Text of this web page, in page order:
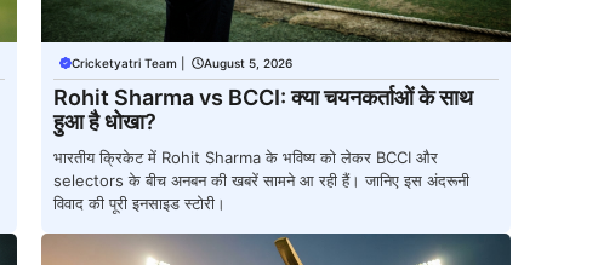
Cricketyatri Team August 5, 2026
Rohit Sharma vs BCCI: क्या चयनकर्ताओं के साथ
हुआ है धोखा?
भारतीय क्रिकेट में Rohit Sharma के भविष्य को लेकर BCCI और
selectors के बीच अनबन की खबरें सामने आ रही हैं। जानिए इस अंदरूनी
विवाद की पूरी इनसाइड स्टोरी।